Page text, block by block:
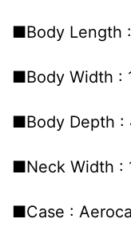
■Body Length
■Body Width :
■Body Depth :
■Neck Width :
■Case :